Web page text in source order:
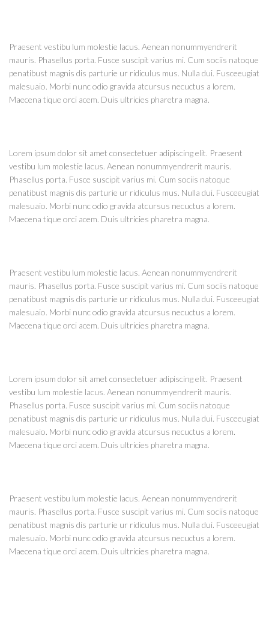
Praesent vestibu lum molestie lacus. Aenean nonummyendrerit
mauris. Phasellus porta. Fusce suscipit varius mi. Cum sociis natoque
penatibust magnis dis parturie ur ridiculus mus. Nulla dui. Fusceeugiat
malesuaio. Morbi nunc odio gravida atcursus necuctus a lorem.
Maecena tique orci acem. Duis ultricies pharetra magna.
Lorem ipsum dolor sit amet consectetuer adipiscing elit. Praesent
vestibu lum molestie lacus. Aenean nonummyendrerit mauris.
Phasellus porta. Fusce suscipit varius mi. Cum sociis natoque
penatibust magnis dis parturie ur ridiculus mus. Nulla dui. Fusceeugiat
malesuaio. Morbi nunc odio gravida atcursus necuctus a lorem.
Maecena tique orci acem. Duis ultricies pharetra magna.
Praesent vestibu lum molestie lacus. Aenean nonummyendrerit
mauris. Phasellus porta. Fusce suscipit varius mi. Cum sociis natoque
penatibust magnis dis parturie ur ridiculus mus. Nulla dui. Fusceeugiat
malesuaio. Morbi nunc odio gravida atcursus necuctus a lorem.
Maecena tique orci acem. Duis ultricies pharetra magna.
Lorem ipsum dolor sit amet consectetuer adipiscing elit. Praesent
vestibu lum molestie lacus. Aenean nonummyendrerit mauris.
Phasellus porta. Fusce suscipit varius mi. Cum sociis natoque
penatibust magnis dis parturie ur ridiculus mus. Nulla dui. Fusceeugiat
malesuaio. Morbi nunc odio gravida atcursus necuctus a lorem.
Maecena tique orci acem. Duis ultricies pharetra magna.
Praesent vestibu lum molestie lacus. Aenean nonummyendrerit
mauris. Phasellus porta. Fusce suscipit varius mi. Cum sociis natoque
penatibust magnis dis parturie ur ridiculus mus. Nulla dui. Fusceeugiat
malesuaio. Morbi nunc odio gravida atcursus necuctus a lorem.
Maecena tique orci acem. Duis ultricies pharetra magna.